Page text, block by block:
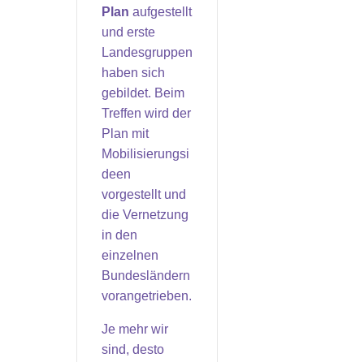
Plan aufgestellt
und erste
Landesgruppen
haben sich
gebildet. Beim
Treffen wird der
Plan mit
Mobilisierungsi
deen
vorgestellt und
die Vernetzung
in den
einzelnen
Bundesländern
vorangetrieben.
Je mehr wir
sind, desto